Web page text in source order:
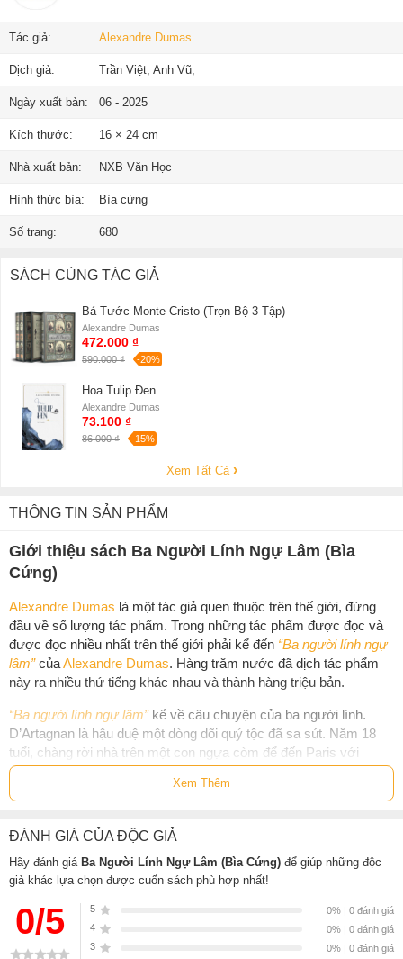
Tác giả: Alexandre Dumas
Dịch giả: Trần Việt, Anh Vũ;
Ngày xuất bản: 06 - 2025
Kích thước: 16 × 24 cm
Nhà xuất bản: NXB Văn Học
Hình thức bìa: Bìa cứng
Số trang: 680
SÁCH CÙNG TÁC GIẢ
Bá Tước Monte Cristo (Trọn Bộ 3 Tập)
Alexandre Dumas
472.000 ₫
590.000 ₫ -20%
Hoa Tulip Đen
Alexandre Dumas
73.100 ₫
86.000 ₫ -15%
Xem Tất Cả
THÔNG TIN SẢN PHẨM
Giới thiệu sách Ba Người Lính Ngự Lâm (Bìa
Cứng)
Alexandre Dumas là một tác giả quen thuộc trên thế giới, đứng
đầu về số lượng tác phẩm. Trong những tác phẩm được đọc và
được đọc nhiều nhất trên thế giới phải kể đến “Ba người lính ngự
lâm”củaAlexandre Dumas. Hàng trăm nước đã dịch tác phẩm
này ra nhiều thứ tiếng khác nhau và thành hàng triệu bản.
“Ba người lính ngự lâm”kể về câu chuyện của ba người lính.
D’Artagnan là hậu duệ một dòng dõi quý tộc đã sa sút. Năm 18
tuổi, chàng rời nhà trên một con ngựa còm để đến Paris với
mong ước trở thành một lính ngự lâm của vua Louis XIII. Dọc
đường, d’Artagnan làm mất lá thư tiến cử của cha mình với ông
không mấy nhiệt tình. Tiếp đó, d’Artagnan húc trúng vào cái vai
đang bị thương của Athos, một lính ngự lâm đầy phong cách quý
tộc. Anh này đòi quyết đấu với d’Artagnan vào giữa trưa và được
đồng ý ngay. Ngay sau đó, d’Artagnan gặp Porthos, một lính ngự
lâm khác rất đô con và mang một dải đeo kiếm cực xịn nhưng
d’Artagnan khám phá ra rằng chỉ có mặt ngoài là đẹp thôi, còn
bên trong làm bằng da bò. Thế là d’Artagnan có cuộc quyết đấu
Xem Thêm
ĐÁNH GIÁ CỦA ĐỘC GIẢ
Hãy đánh giá Ba Người Lính Ngự Lâm (Bìa Cứng) để giúp những độc
giả khác lựa chọn được cuốn sách phù hợp nhất!
0/5 5
0% | 0 đánh giá
4
0% | 0 đánh giá
3
0% | 0 đánh giá